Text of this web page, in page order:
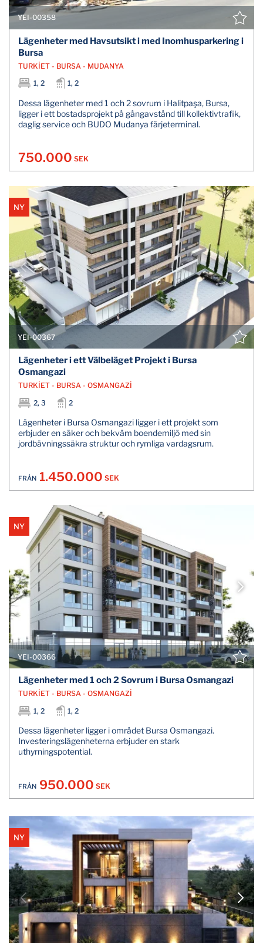
YEI-00358
Lägenheter med Havsutsikt i med Inomhusparkering i
Bursa
TURKİET - BURSA - MUDANYA
1, 2
1, 2
Dessa lägenheter med 1 och 2 sovrum i Halitpaşa, Bursa,
ligger i ett bostadsprojekt på gångavstånd till kollektivtrafik,
daglig service och BUDO Mudanya färjeterminal.
750.000 SEK
NY
YEI-00367
Lägenheter i ett Välbeläget Projekt i Bursa
Osmangazi
TURKİET - BURSA - OSMANGAZİ
2, 3
2
Lägenheter i Bursa Osmangazi ligger i ett projekt som
erbjuder en säker och bekväm boendemiljö med sin
jordbävningssäkra struktur och rymliga vardagsrum.
FRÅN 1.450.000 SEK
NY
YEI-00366
Lägenheter med 1 och 2 Sovrum i Bursa Osmangazi
TURKİET - BURSA - OSMANGAZİ
1, 2
1, 2
Dessa lägenheter ligger i området Bursa Osmangazi.
Investeringslägenheterna erbjuder en stark
uthyrningspotential.
FRÅN 950.000 SEK
NY